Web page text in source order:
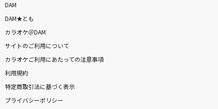
DAM
DAM★とも
カラオケ＠DAM
サイトのご利用について
カラオケご利用にあたっての注意事項
利用規約
特定商取引法に基づく表示
プライバシーポリシー